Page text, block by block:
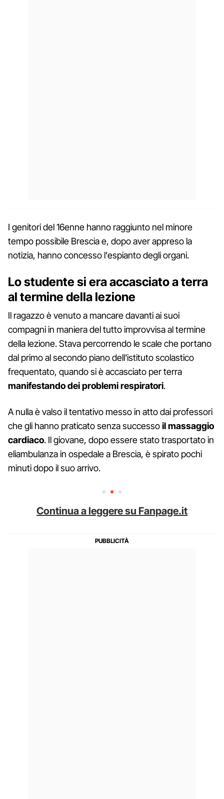
I genitori del 16enne hanno raggiunto nel minore
tempo possibile Brescia e, dopo aver appreso la
notizia, hanno concesso l'espianto degli organi.
Lo studente si era accasciato a terra
al termine della lezione
Il ragazzo è venuto a mancare davanti ai suoi
compagni in maniera del tutto improvvisa al termine
della lezione. Stava percorrendo le scale che portano
dal primo al secondo piano dell'istituto scolastico
frequentato, quando si è accasciato per terra
manifestando dei problemi respiratori.
A nulla è valso il tentativo messo in atto dai professori
che gli hanno praticato senza successoil massaggio
cardiaco. Il giovane, dopo essere stato trasportato in
eliambulanza in ospedale a Brescia, è spirato pochi
minuti dopo il suo arrivo.
Continua a leggere su Fanpage.it